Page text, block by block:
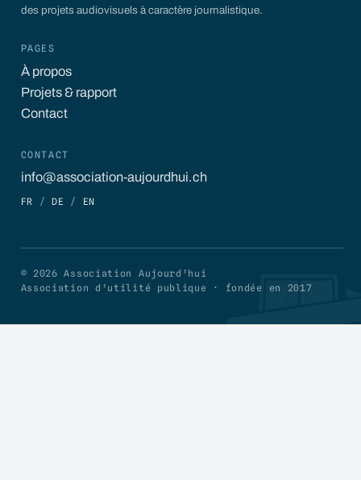
des projets audiovisuels à caractère journalistique.
PAGES
À propos
Projets & rapport
Contact
CONTACT
info@association-aujourdhui.ch
FR / DE / EN
© 2026 Association Aujourd’hui
Association d’utilité publique · fondée en 2017